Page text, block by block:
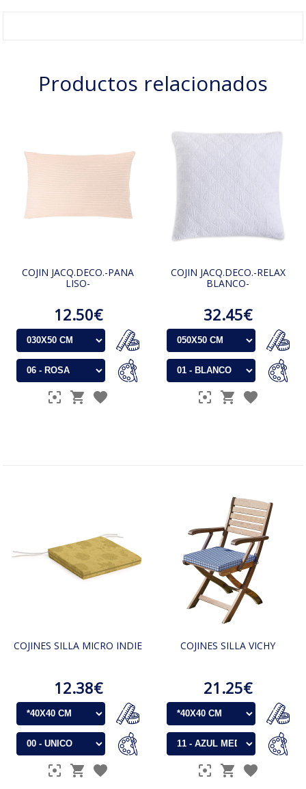
Productos relacionados
COJIN JACQ.DECO.-PANA
LISO-
12.50€
COJIN JACQ.DECO.-RELAX
BLANCO-
32.45€
COJINES SILLA MICRO INDIE
12.38€
COJINES SILLA VICHY
21.25€